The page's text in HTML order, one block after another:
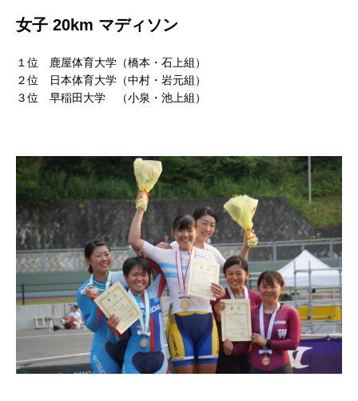
女子 20km マディソン
１位 鹿屋体育大学（橋本・石上組）
２位 日本体育大学（中村・岩元組）
３位 早稲田大学 （小泉・池上組）